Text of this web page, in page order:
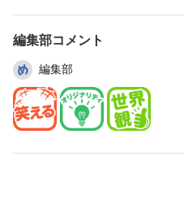
編集部コメント
編集部